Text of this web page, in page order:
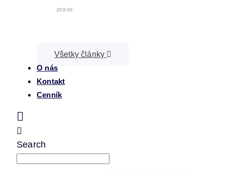
praxe
Všetky články
O nás
Kontakt
Cenník
Search